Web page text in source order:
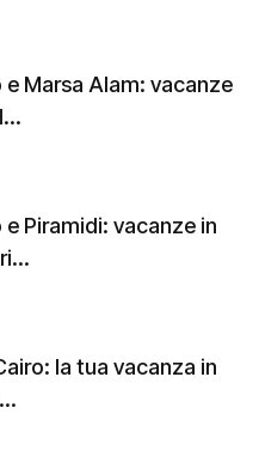
e Marsa Alam: vacanze
Piramidi: vacanze in
la tua vacanza in